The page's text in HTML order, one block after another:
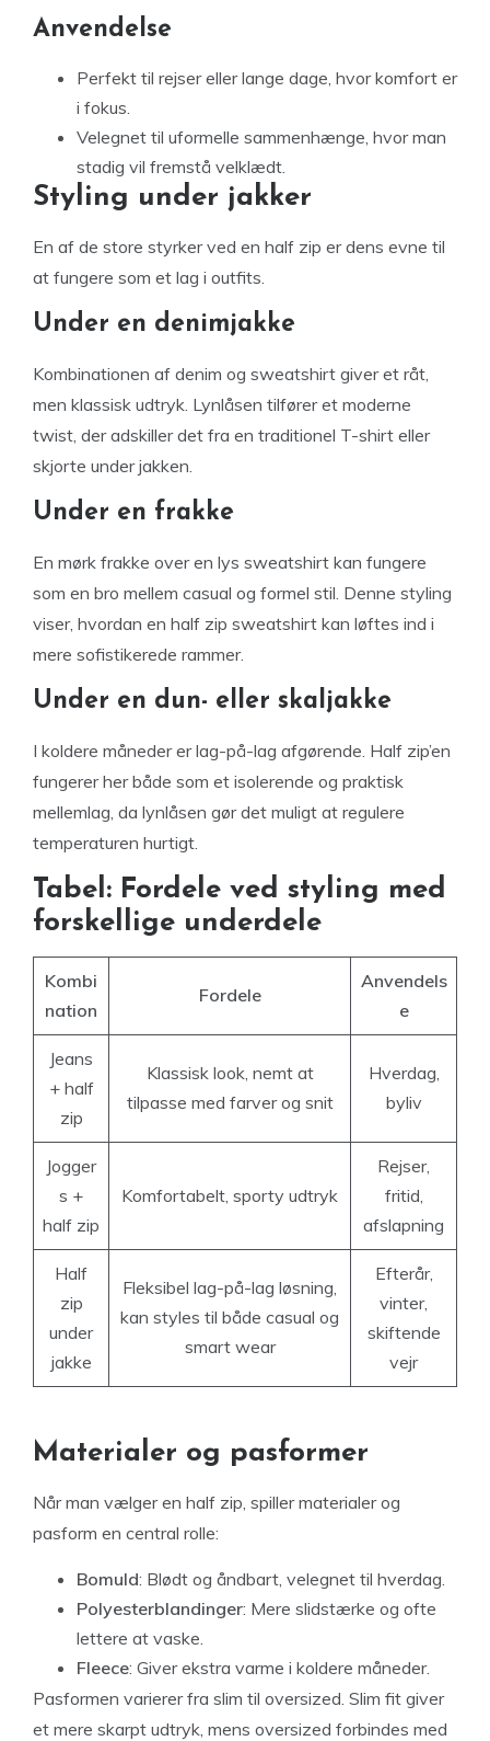
Anvendelse
Perfekt til rejser eller lange dage, hvor komfort er
i fokus.
Velegnet til uformelle sammenhænge, hvor man
stadig vil fremstå velklædt.
Styling under jakker
En af de store styrker ved en half zip er dens evne til
at fungere som et lag i outfits.
Under en denimjakke
Kombinationen af denim og sweatshirt giver et råt,
men klassisk udtryk. Lynlåsen tilfører et moderne
twist, der adskiller det fra en traditionel T-shirt eller
skjorte under jakken.
Under en frakke
En mørk frakke over en lys sweatshirt kan fungere
som en bro mellem casual og formel stil. Denne styling
viser, hvordan en half zip sweatshirt kan løftes ind i
mere sofistikerede rammer.
Under en dun- eller skaljakke
I koldere måneder er lag-på-lag afgørende. Half zip’en
fungerer her både som et isolerende og praktisk
mellemlag, da lynlåsen gør det muligt at regulere
temperaturen hurtigt.
Tabel: Fordele ved styling med
forskellige underdele
Kombi
nation
Fordele
Anvendels
e
Jeans
+ half
zip
Klassisk look, nemt at
tilpasse med farver og snit
Hverdag,
byliv
Jogger
s +
half zip
Komfortabelt, sporty udtryk
Rejser,
fritid,
afslapning
Half
zip
under
jakke
Fleksibel lag-på-lag løsning,
kan styles til både casual og
smart wear
Efterår,
vinter,
skiftende
vejr
Materialer og pasformer
Når man vælger en half zip, spiller materialer og
pasform en central rolle:
Bomuld: Blødt og åndbart, velegnet til hverdag.
Polyesterblandinger: Mere slidstærke og ofte
lettere at vaske.
Fleece: Giver ekstra varme i koldere måneder.
Pasformen varierer fra slim til oversized. Slim fit giver
et mere skarpt udtryk, mens oversized forbindes med